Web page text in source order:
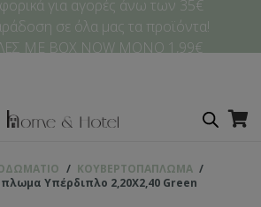
για αγορές άνω των 35€
σε όλα μας τα προϊόντα!
ΜΕ BOX NOW ΜΟΝΟ 1,99€
/ ΚΟΥΒΕΡΤΟΠΑΠΛΩΜΑ /
Υπέρδιπλο 2,20Χ2,40 Green